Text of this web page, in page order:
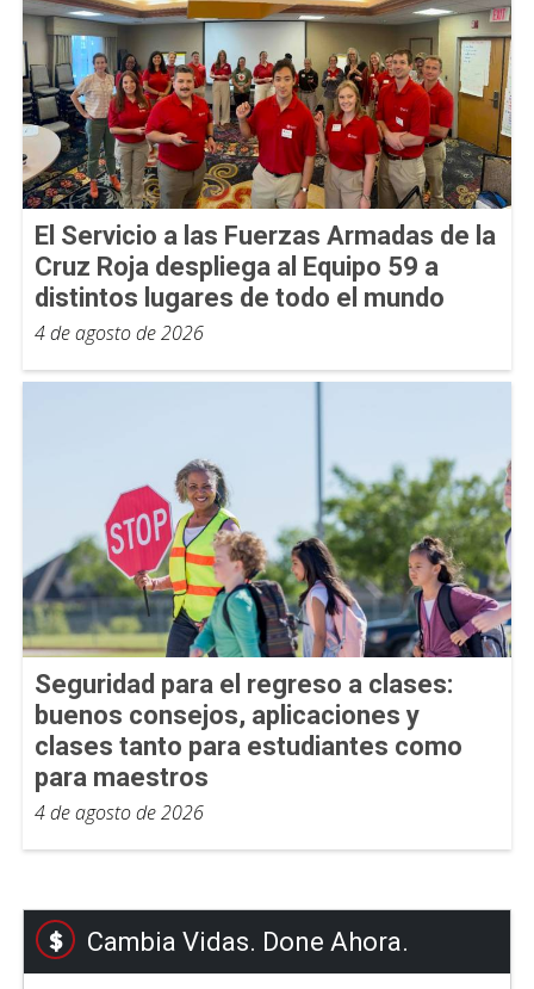
El Servicio a las Fuerzas Armadas de la
Cruz Roja despliega al Equipo 59 a
distintos lugares de todo el mundo
4 de agosto de 2026
Seguridad para el regreso a clases:
buenos consejos, aplicaciones y
clases tanto para estudiantes como
para maestros
4 de agosto de 2026
Cambia Vidas. Done Ahora.